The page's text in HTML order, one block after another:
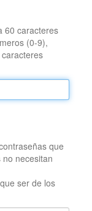
60 caracteres
(0-9),
que
necesitan
ser de los